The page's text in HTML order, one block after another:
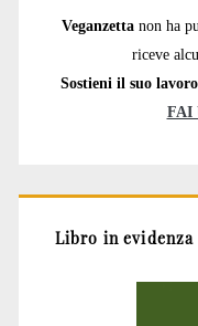
Veganzetta non ha
riceve
Sostieni il suo lavoro
FAI
Libro in evidenza